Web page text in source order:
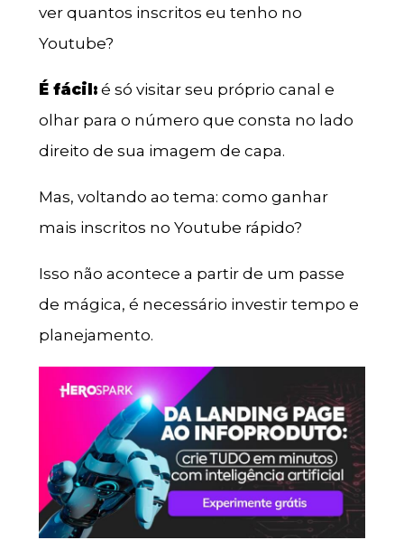
ver quantos inscritos eu tenho no
Youtube?
É fácil:é só visitar seu próprio canal e
olhar para o número que consta no lado
direito de sua imagem de capa.
Mas, voltando ao tema: como ganhar
mais inscritos no Youtube rápido?
Isso não acontece a partir de um passe
de mágica, é necessário investir tempo e
planejamento.